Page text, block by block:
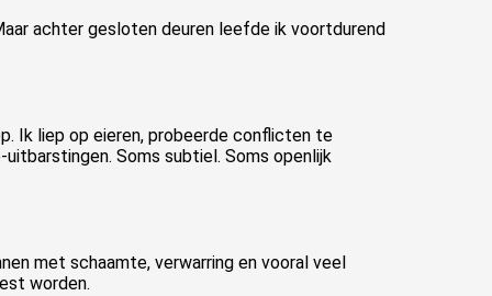
achter gesloten deuren leefde ik voortdurend
Ik liep op eieren, probeerde conflicten te
Soms subtiel. Soms openlijk
met schaamte, verwarring en vooral veel
worden.